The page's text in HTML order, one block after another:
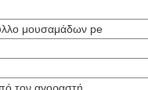
μουσαμάδων pe